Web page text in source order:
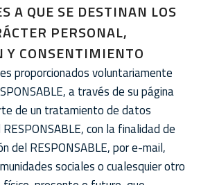
A QUE SE DESTINAN LOS
PERSONAL,
Y CONSENTIMIENTO
proporcionados voluntariamente
a través de su página
de un tratamiento de datos
con la finalidad de
del RESPONSABLE, por e-mail,
sociales o cualesquier otro